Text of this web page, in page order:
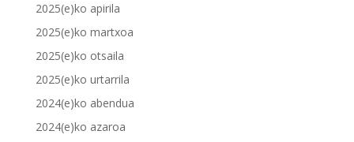
2025(e)ko apirila
2025(e)ko martxoa
2025(e)ko otsaila
2025(e)ko urtarrila
2024(e)ko abendua
2024(e)ko azaroa